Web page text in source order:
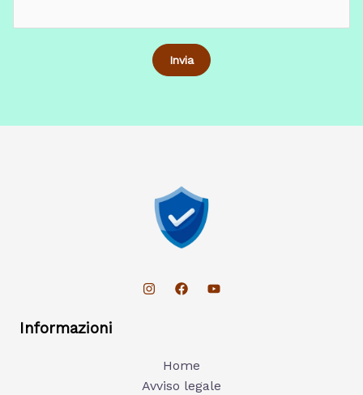
Informazioni
Home
Avviso legale